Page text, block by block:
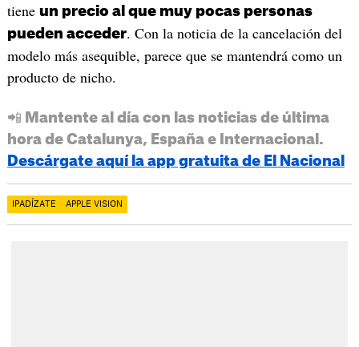
tiene un precio al que muy pocas personas
pueden acceder. Con la noticia de la cancelación del
modelo más asequible, parece que se mantendrá como un
producto de nicho.
📲 Mantente al día con las noticias de última
hora de Catalunya, España e Internacional.
Descárgate aquí la app gratuita de El Nacional
IPADÍZATE APPLE VISION